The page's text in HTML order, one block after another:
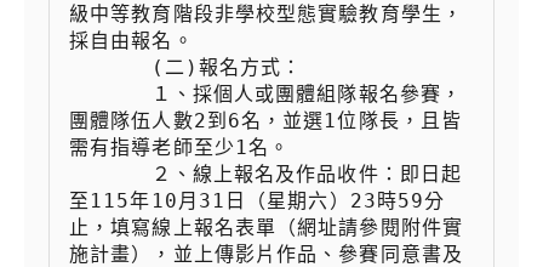
級中等教育階段非學校型態實驗教育學生，
採自由報名。
團體隊伍人數2到6名，並選1位隊長，且皆
需有指導老師至少1名。
至115年10月31日（星期六）23時59分
止，填寫線上報名表單（網址請參閱附件實
施計畫），並上傳影片作品、參賽同意書及